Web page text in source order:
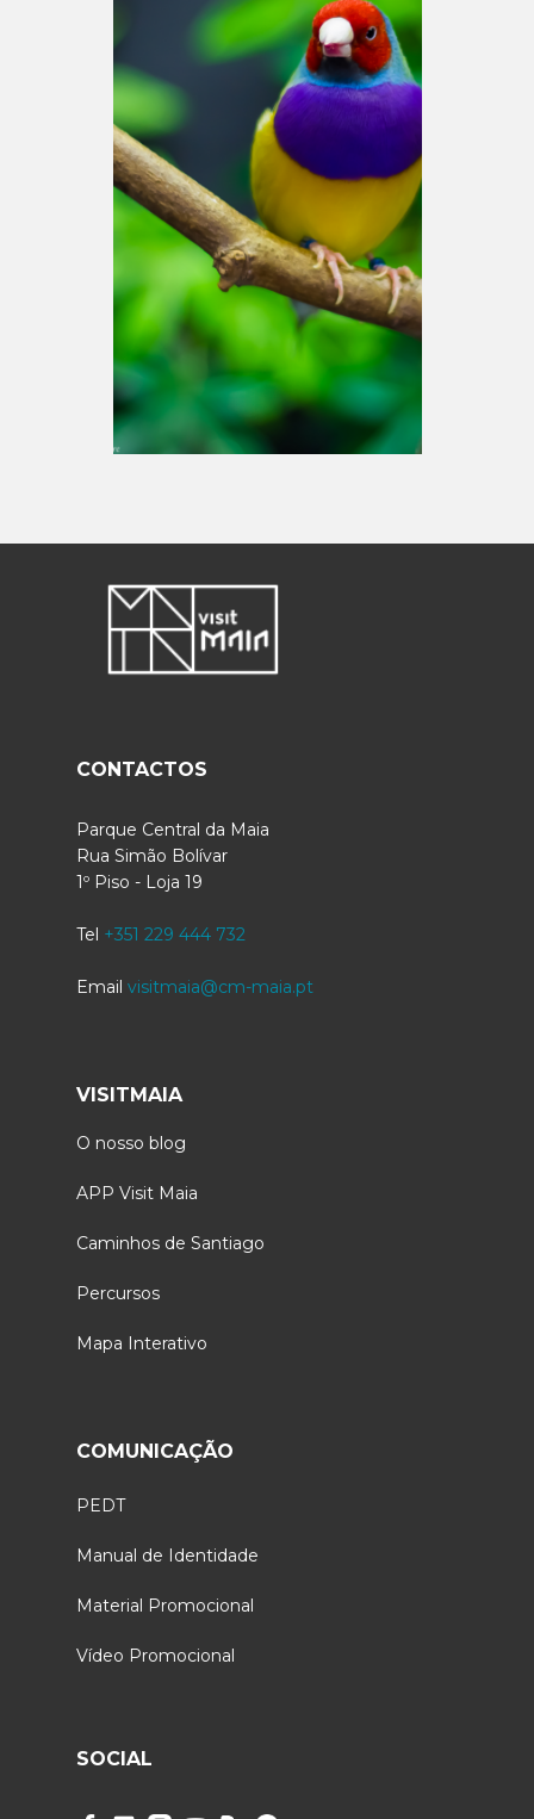
CONTACTOS
Parque Central da Maia
Rua Simão Bolívar
1º Piso - Loja 19
Tel +351 229 444 732
Email visitmaia@cm-maia.pt
VISITMAIA
O nosso blog
APP Visit Maia
Caminhos de Santiago
Percursos
Mapa Interativo
COMUNICAÇÃO
PEDT
Manual de Identidade
Material Promocional
Vídeo Promocional
SOCIAL